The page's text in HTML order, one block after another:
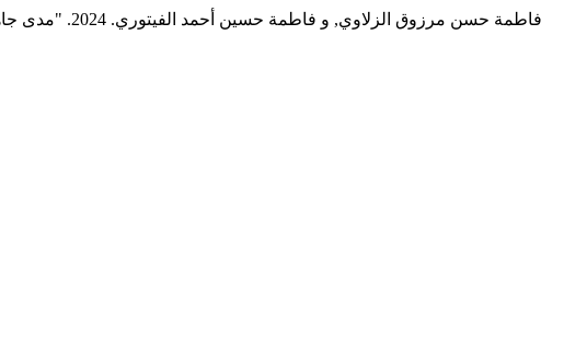
فاطمة حسن مرزوق الزلاوي, و فاطمة حسين أحمد الفيتوري. 2024. "مدى جاهزية المعاهد التقنية العليا نحو التحول الرقمي: دراسة ميدانية على المعاهد التقنية العليا".